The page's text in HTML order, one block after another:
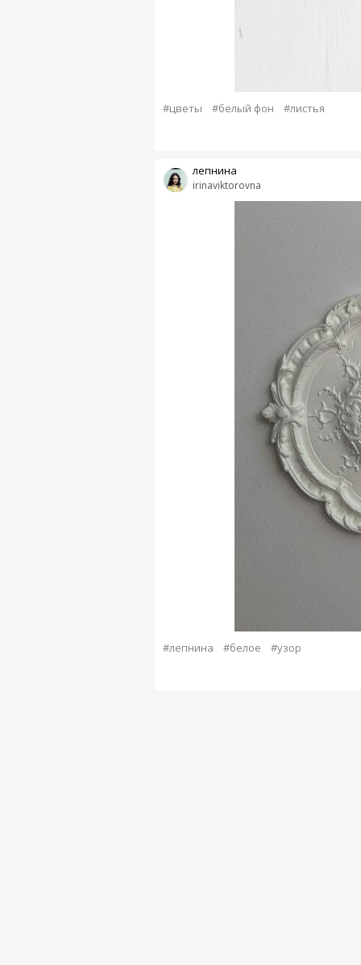
#цветы #белый фон #листья
irinaviktorovna
лепнина
#лепнина #белое #узор